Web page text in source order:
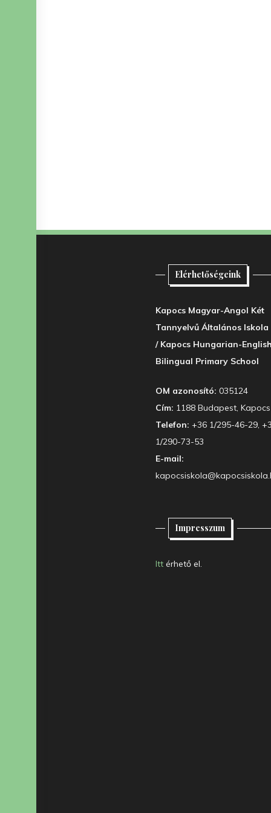
Elérhetőségeink
Kapocs Magyar-Angol Két
Tannyelvű Általános Iskola
/ Kapocs Hungarian-English
Bilingual Primary School
OM azonosító: 035124
Cím: 1188 Budapest, Kapocs
Telefon: +36 1/295-46-29,
1/290-73-53
E-mail:
Impresszum
Itt érhető el.